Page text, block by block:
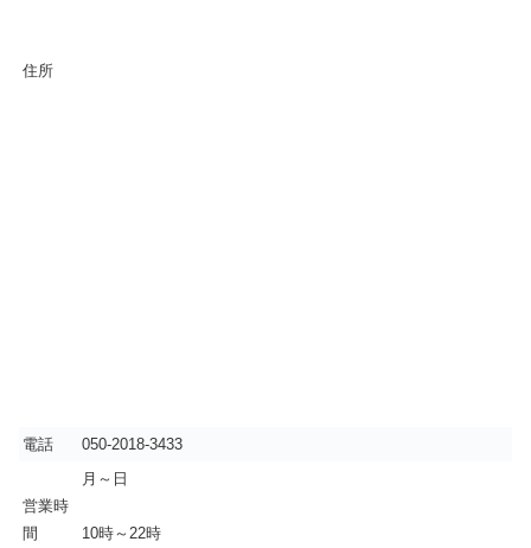
住所
電話 050-2018-3433
営業時
間
月～日
10時～22時